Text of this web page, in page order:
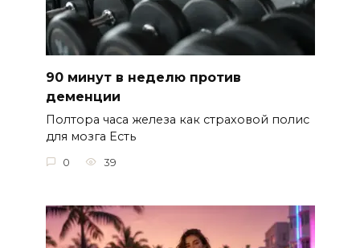
90 минут в неделю против
деменции
Полтора часа железа как страховой полис
для мозга Есть
0 39